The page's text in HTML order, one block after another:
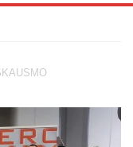
Pilates treneris